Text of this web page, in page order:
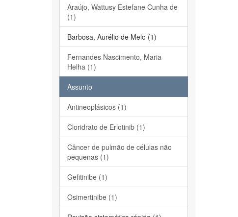
Araújo, Wattusy Estefane Cunha de
(1)
Barbosa, Aurélio de Melo (1)
Fernandes Nascimento, Maria
Helha (1)
Assunto
Antineoplásicos (1)
Cloridrato de Erlotinib (1)
Câncer de pulmão de células não
pequenas (1)
Gefitinibe (1)
Osimertinibe (1)